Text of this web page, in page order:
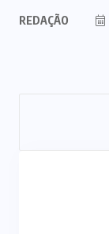
REDAÇÃO